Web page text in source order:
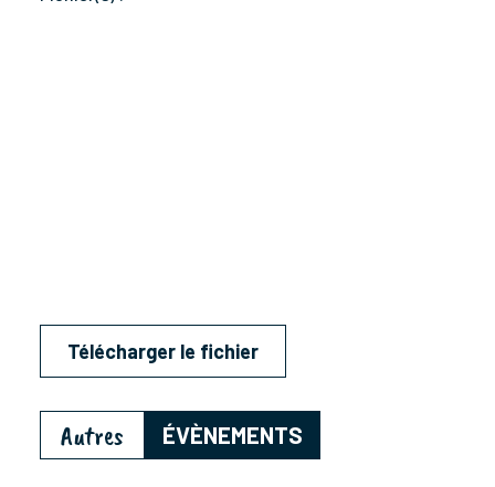
Télécharger le fichier
Autres ÉVÈNEMENTS